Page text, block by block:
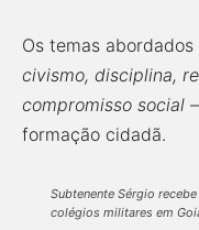
Os temas
civismo, disciplina,
compromisso social
formação cidadã.
Subtenente Sérgio
colégios militares em